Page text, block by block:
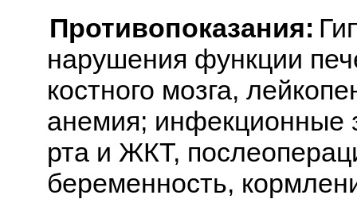
Противопоказания:
нарушения функции
костного мозга,
анемия; инфекционные
рта и ЖКТ,
беременность,